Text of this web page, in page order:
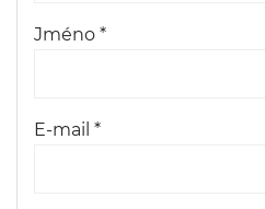
Jméno *
E-mail *